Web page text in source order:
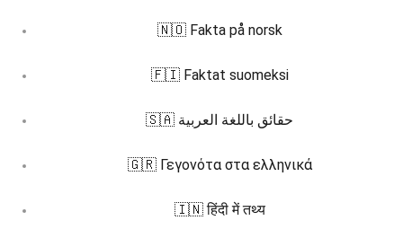
🇳🇴 Fakta på norsk
🇫🇮 Faktat suomeksi
🇸🇦 حقائق باللغة العربية
🇬🇷 Γεγονότα στα ελληνικά
🇮🇳 हिंदी में तथ्य